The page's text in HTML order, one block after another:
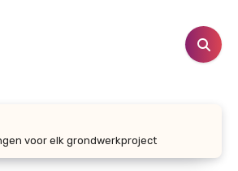
voor elk grondwerkproject